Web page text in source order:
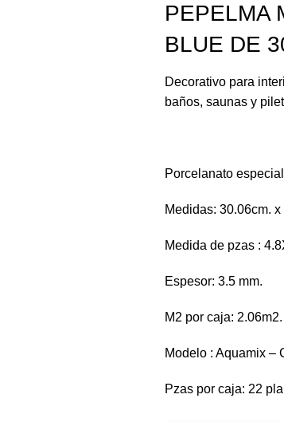
PEPELMA
BLUE DE
Decorativo para
baños, saunas y
Porcelanato
Medidas: 30.06cm. x
Medida de pzas :
Espesor: 3.5 mm.
M2 por caja:
Modelo : Aquamix –
Pzas por caja: 22